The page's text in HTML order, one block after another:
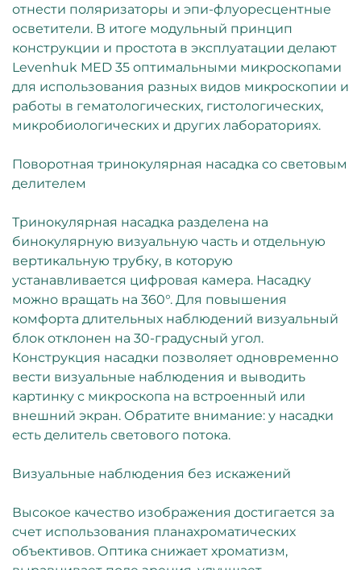
отнести поляризаторы и эпи-флуоресцентные
осветители. В итоге модульный принцип
конструкции и простота в эксплуатации делают
Levenhuk MED 35 оптимальными микроскопами
для использования разных видов микроскопии и
работы в гематологических, гистологических,
микробиологических и других лабораториях.
Поворотная тринокулярная насадка со световым
делителем
Тринокулярная насадка разделена на
бинокулярную визуальную часть и отдельную
вертикальную трубку, в которую
устанавливается цифровая камера. Насадку
можно вращать на 360°. Для повышения
комфорта длительных наблюдений визуальный
блок отклонен на 30-градусный угол.
Конструкция насадки позволяет одновременно
вести визуальные наблюдения и выводить
картинку с микроскопа на встроенный или
внешний экран. Обратите внимание: у насадки
есть делитель светового потока.
Визуальные наблюдения без искажений
Высокое качество изображения достигается за
счет использования планахроматических
объективов. Оптика снижает хроматизм,